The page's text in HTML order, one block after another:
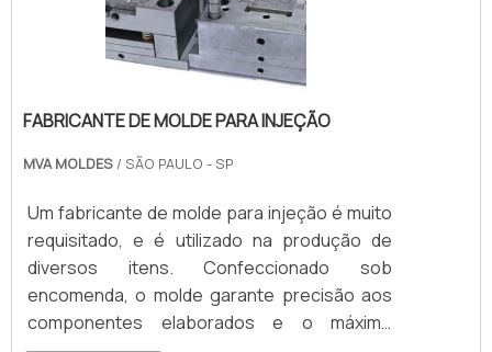
FABRICANTE DE MOLDE PARA INJEÇÃO
MVA MOLDES / SÃO PAULO - SP
Um fabricante de molde para injeção é muito
requisitado, e é utilizado na produção de
diversos itens. Confeccionado sob
encomenda, o molde garante precisão aos
componentes elaborados e o máximo